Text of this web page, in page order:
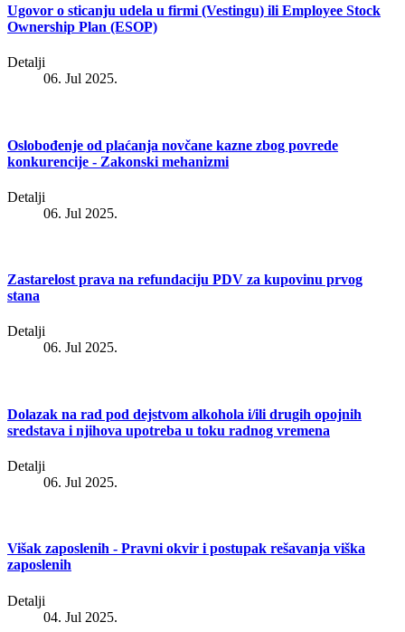
Ugovor o sticanju udela u firmi (Vestingu) ili Employee Stock
Ownership Plan (ESOP)
Detalji
06. Jul 2025.
Oslobođenje od plaćanja novčane kazne zbog povrede
konkurencije - Zakonski mehanizmi
Detalji
06. Jul 2025.
Zastarelost prava na refundaciju PDV za kupovinu prvog
stana
Detalji
06. Jul 2025.
Dolazak na rad pod dejstvom alkohola i/ili drugih opojnih
sredstava i njihova upotreba u toku radnog vremena
Detalji
06. Jul 2025.
Višak zaposlenih - Pravni okvir i postupak rešavanja viška
zaposlenih
Detalji
04. Jul 2025.